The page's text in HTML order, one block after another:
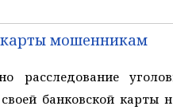
карты мошенникам
расследование
банковской карты